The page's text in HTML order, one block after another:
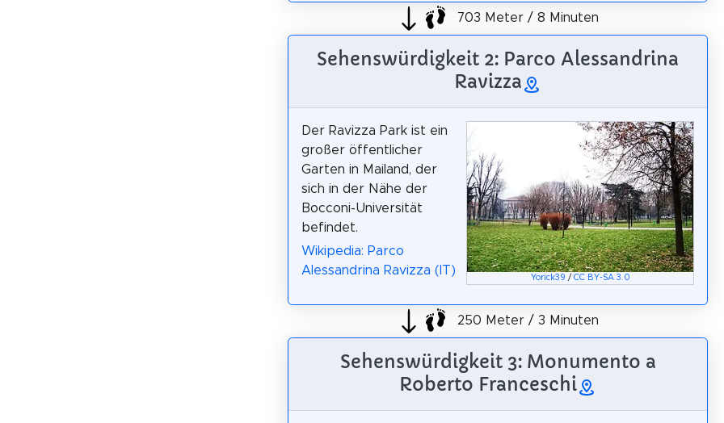
703 Meter / 8 Minuten
Sehenswürdigkeit 2: Parco Alessandrina
Ravizza
Yorick39 / CC BY-SA 3.0
Der Ravizza Park ist ein
großer öffentlicher
Garten in Mailand, der
sich in der Nähe der
Bocconi-Universität
befindet.
Wikipedia: Parco
Alessandrina Ravizza (IT)
250 Meter / 3 Minuten
Sehenswürdigkeit 3: Monumento a
Roberto Franceschi